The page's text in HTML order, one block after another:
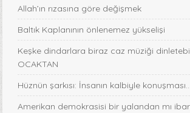
Allah’ın rızasına göre değişmek
Baltık Kaplanının önlenemez yükselişi
Keşke dindarlara biraz caz müziği
OCAKTAN
Hüznün şarkısı: İnsanın kalbiyle
Amerikan demokrasisi bir yalandan mı